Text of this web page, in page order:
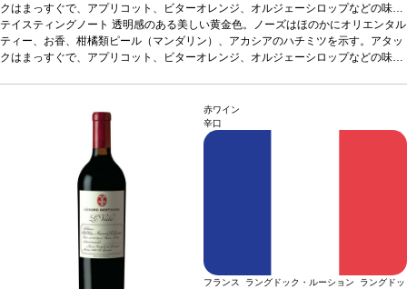
クはまっすぐで、アプリコット、ビターオレンジ、オルジェーシロップなどの味わ
いを含む。ミッドパレットは、調和の取れたストラクチャーが塩味とクリーミーな
バターのニュアンスによりバランスが取れている。フィニッシュは、ラ・クラープ
のテロワールに沿った心地よいデリケートな塩味と、カリンやミネラルのタッチを
なスパイスを効かせたロースト野菜、フレッシュな山羊のチーズや熟成した牛や羊
のチーズなどと好相性葡萄品種 ルーサンヌ、ヴェルメンティーノ、ヴィオニエ
*本ヴィンテージが在庫切れの場合、在庫があり価格が同様の場
合は自動的に次のヴィンテージに変更されます、ご了承ください。
テイスティングノート 透明感のある美しい黄金色。ノーズはほのかにオリエンタル
ティー、お香、柑橘類ピール（マンダリン）、アカシアのハチミツを示す。アタッ
クはまっすぐで、アプリコット、ビターオレンジ、オルジェーシロップなどの味わ
のテロワールに沿った心地よいデリケートな塩味と、カリンやミネラルのタッチを
伴う。コクがあり濃厚な味わいで、アロマの余韻が美しく続き、タンニンは調和の
とれたストラクチャーを持つ。
ラム肉とアプリコットのシチュー、繊細
なスパイスを効かせたロースト野菜、フレッシュな山羊のチーズや熟成した牛や羊
のチーズなどと好相性
葡萄品種
デメテール認証*本ヴィンテージが在庫切れの場合、在庫があり価格が同様の場
合は自動的に次のヴィンテージに変更されます、ご了承ください。
赤ワイン
辛口
フランス ラングドック・ルーション ラングドッ